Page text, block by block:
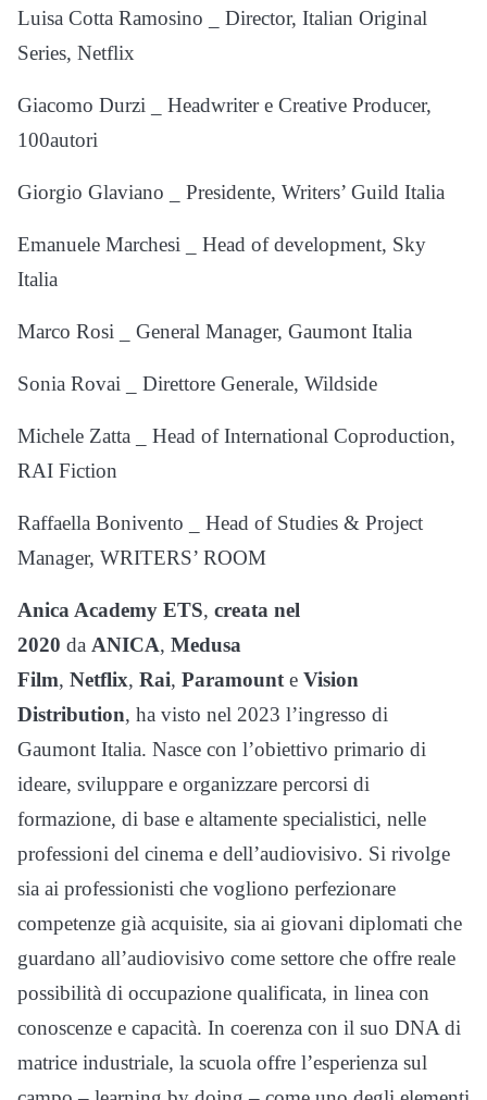
Luisa Cotta Ramosino _ Director, Italian Original
Series, Netflix
Giacomo Durzi _ Headwriter e Creative Producer,
100autori
Giorgio Glaviano _ Presidente, Writers’ Guild Italia
Emanuele Marchesi _ Head of development, Sky
Italia
Marco Rosi _ General Manager, Gaumont Italia
Sonia Rovai _ Direttore Generale, Wildside
Michele Zatta _ Head of International Coproduction,
RAI Fiction
Raffaella Bonivento _ Head of Studies & Project
Manager, WRITERS’ ROOM
Anica Academy ETS, creata nel
2020 da ANICA, Medusa
Film, Netflix, Rai, Paramount e Vision
Distribution, ha visto nel 2023 l’ingresso di
Gaumont Italia. Nasce con l’obiettivo primario di
ideare, sviluppare e organizzare percorsi di
formazione, di base e altamente specialistici, nelle
professioni del cinema e dell’audiovisivo. Si rivolge
sia ai professionisti che vogliono perfezionare
competenze già acquisite, sia ai giovani diplomati che
guardano all’audiovisivo come settore che offre reale
possibilità di occupazione qualificata, in linea con
conoscenze e capacità. In coerenza con il suo DNA di
matrice industriale, la scuola offre l’esperienza sul